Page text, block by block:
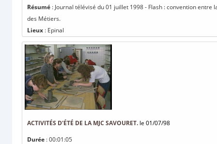
Résumé : Journal télévisé du 01 juillet 1998 - Flash : convention
des Métiers.
Lieux : Epinal
ACTIVITÉS D'ÉTÉ DE LA MJC SAVOURET. le 01/07/98
Durée : 00:01:05